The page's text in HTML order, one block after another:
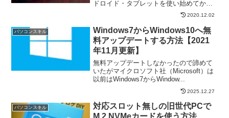
ネット接続
ドロイド・タブレットを使い始めてか
2020.12.02
パソコンスキル
Windows7からWindows10へ無
料アップデートする方法【2021
年11月更新】
無料アップデートしなかったので諦めて
いたがマイクロソフト社（Microsoft）は
以前はWindows7からWindow...
2025.12.27
パソコンスキル
対応スロット無しの旧世代PCで
M.2 NVMeカードを使う方法